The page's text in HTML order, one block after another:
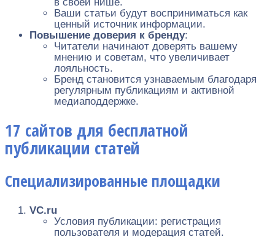
Ваши статьи будут восприниматься как
ценный источник информации.
Повышение доверия к бренду:
Читатели начинают доверять вашему
мнению и советам, что увеличивает
лояльность.
Бренд становится узнаваемым благодаря
регулярным публикациям и активной
медиаподдержке.
17 сайтов для бесплатной
публикации статей
Специализированные площадки
VC.ru
Условия публикации: регистрация
пользователя и модерация статей.